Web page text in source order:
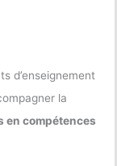
d’enseignement
la
en compétences